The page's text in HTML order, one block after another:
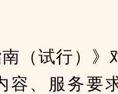
南（试行）》
容、服务要